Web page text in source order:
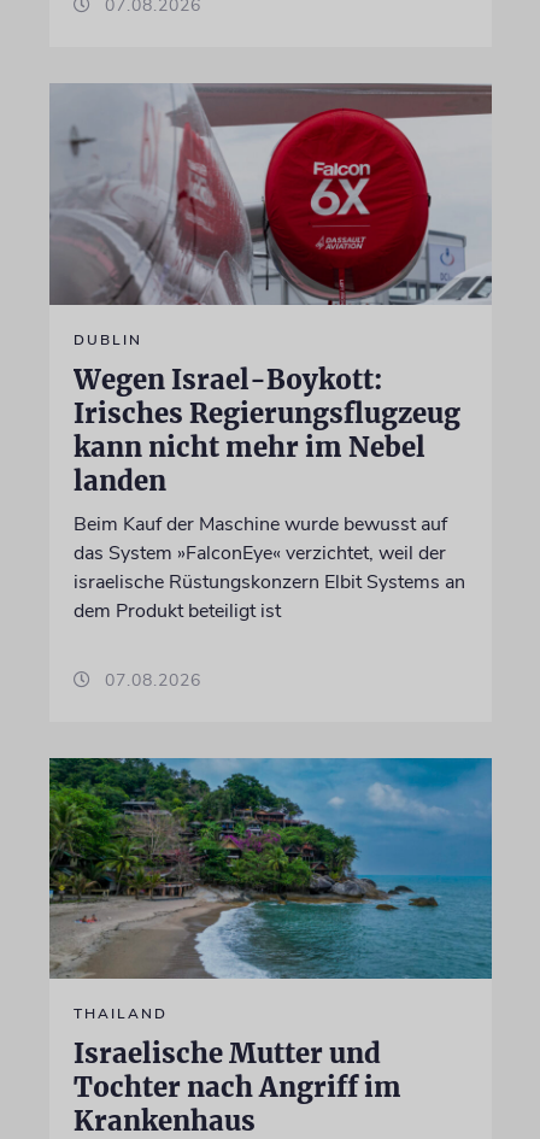
07.08.2026
DUBLIN
Wegen Israel-Boykott:
Irisches Regierungsflugzeug
kann nicht mehr im Nebel
landen
Beim Kauf der Maschine wurde bewusst auf
das System »FalconEye« verzichtet, weil der
israelische Rüstungskonzern Elbit Systems an
dem Produkt beteiligt ist
07.08.2026
THAILAND
Israelische Mutter und
Tochter nach Angriff im
Krankenhaus